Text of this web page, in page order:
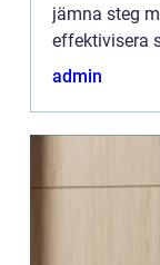
jämna steg
effektivisera
kombinerar
admin